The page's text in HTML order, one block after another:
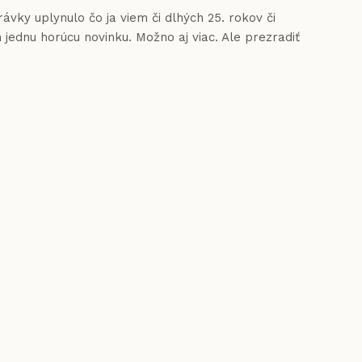
uplynulo čo ja viem či dlhých 25. rokov či
horúcu novinku. Možno aj viac. Ale prezradiť